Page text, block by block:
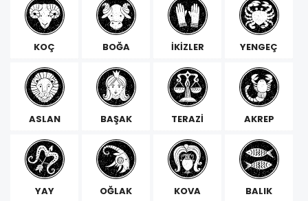
KOÇ BOĞA İKİZLER YENGEÇ
ASLAN BAŞAK TERAZİ AKREP
YAY OĞLAK KOVA BALIK